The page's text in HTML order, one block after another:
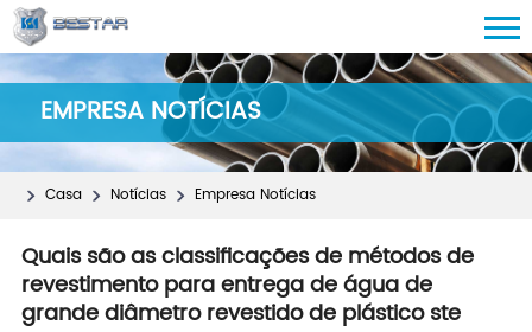
EMPRESA NOTÍCIAS
Casa Notícias Empresa Notícias
Quais são as classificações de métodos de
revestimento para entrega de água de
grande diâmetro revestido de plástico ste